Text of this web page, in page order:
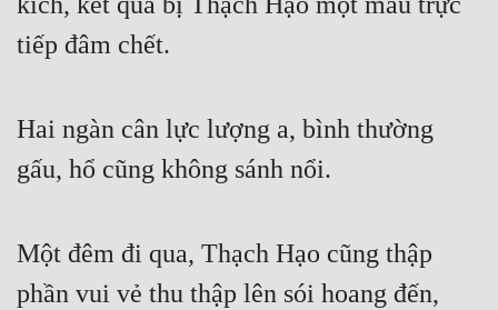
tiếp đâm chết.
Hai ngàn cân lực lượng a, bình thường
gấu, hổ cũng không sánh nổi.
Một đêm đi qua, Thạch Hạo cũng thập
phần vui vẻ thu thập lên sói hoang đến,